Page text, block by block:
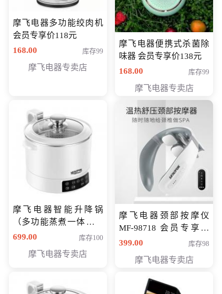
摩飞电器多功能绞肉机
会员专享价118元
168.00
库存99
摩飞电器专卖店
摩飞电器便携式杀菌除
味器 会员专享价138元
168.00
库存99
摩飞电器专卖店
摩飞电器智能升降锅
（多功能蒸煮一体锅）
（智能升降养生锅） 会
699.00 库存100
摩飞电器专卖店
摩飞电器颈部按摩仪
MF-98718 会员专享价
299元
399.00 库存98
摩飞电器专卖店